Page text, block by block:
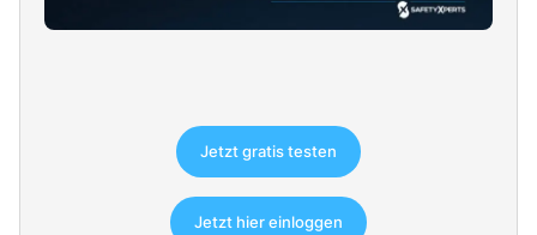
Jetzt gratis testen
Jetzt hier einloggen